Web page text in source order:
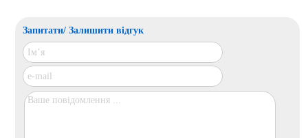
Запитати/ Залишити відгук